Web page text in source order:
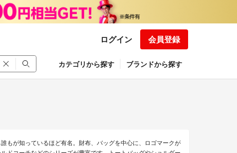
ログイン 会員登録
カテゴリから探す ブランドから探す
もが知っているほど有名。財布、バッグを中心に、ロゴマークが